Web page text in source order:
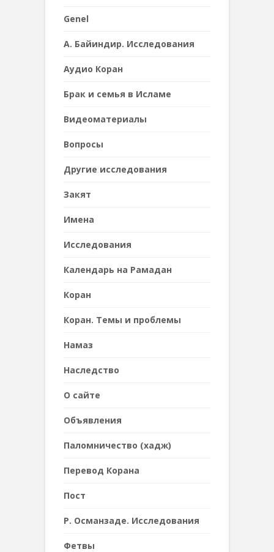
Genel
А. Байиндир. Исследования
Аудио Коран
Брак и семья в Исламе
Видеоматериалы
Вопросы
Другие исследования
Закят
Имена
Исследования
Календарь на Рамадан
Коран
Коран. Темы и проблемы
Намаз
Наследствo
О сайте
Объявления
Паломничество (хадж)
Перевод Корана
Пост
Р. Османзаде. Исследования
Фетвы